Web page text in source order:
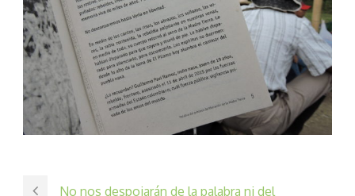
No nos despojarán de la palabra ni del